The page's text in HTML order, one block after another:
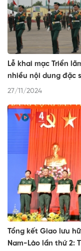
Lễ khai mạc Triển
nhiều nội dung đặc
27/11/2024
Tổng kết Giao lưu
Nam-Lào lần thứ 2: